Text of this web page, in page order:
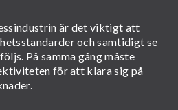
är det viktigt att
och samtidigt se
På samma gång måste
för att klara sig på